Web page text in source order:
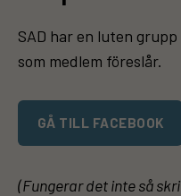
SAD har en luten
som medlem föreslår.
GÅ TILL FACEBOOK
(Fungerar det inte så